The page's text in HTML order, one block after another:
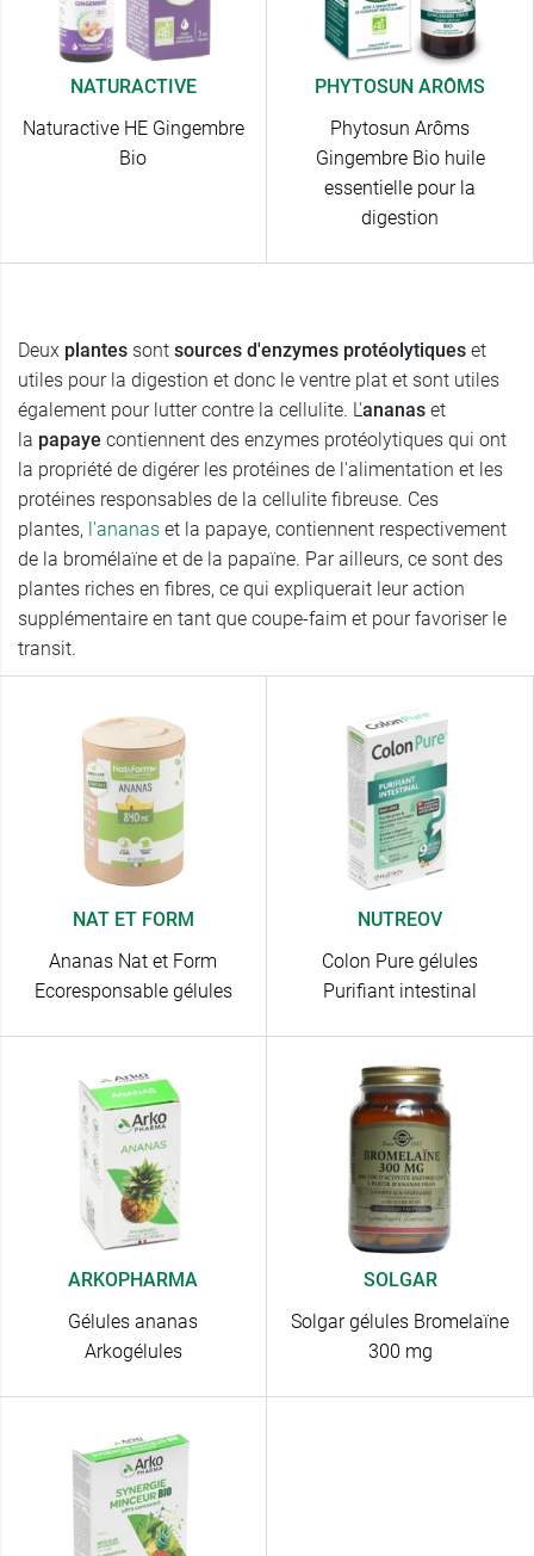
NATURACTIVE
Naturactive HE Gingembre
Bio
PHYTOSUN ARÔMS
Phytosun Arôms
Gingembre Bio huile
essentielle pour la
digestion
Deux plantes sont sources d'enzymes protéolytiques et
utiles pour la digestion et donc le ventre plat et sont utiles
également pour lutter contre la cellulite. L'ananas et
la papaye contiennent des enzymes protéolytiques qui ont
la propriété de digérer les protéines de l'alimentation et les
protéines responsables de la cellulite fibreuse. Ces
plantes, l'ananas et la papaye, contiennent respectivement
de la bromélaïne et de la papaïne. Par ailleurs, ce sont des
plantes riches en fibres, ce qui expliquerait leur action
supplémentaire en tant que coupe-faim et pour favoriser le
transit.
NAT ET FORM
Ananas Nat et Form
Ecoresponsable gélules
NUTREOV
Colon Pure gélules
Purifiant intestinal
ARKOPHARMA
Gélules ananas
Arkogélules
SOLGAR
Solgar gélules Bromelaïne
300 mg